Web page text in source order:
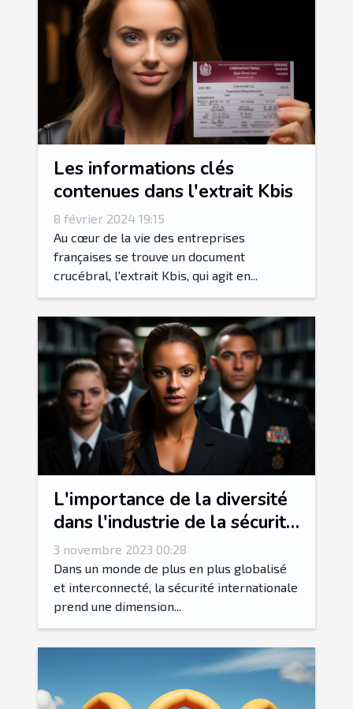
Les informations clés
contenues dans l'extrait Kbis
8 février 2024 19:15
Au cœur de la vie des entreprises
françaises se trouve un document
crucébral, l'extrait Kbis, qui agit en...
L'importance de la diversité
dans l'industrie de la sécurité
internationale
3 novembre 2023 00:28
Dans un monde de plus en plus globalisé
et interconnecté, la sécurité internationale
prend une dimension...